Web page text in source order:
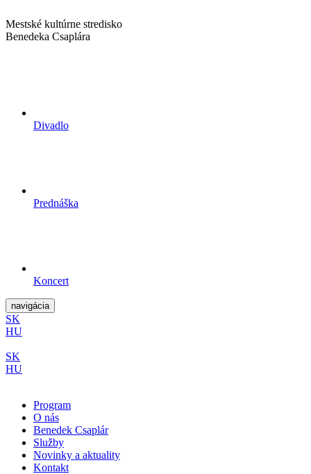
Mestské kultúrne stredisko
Benedeka Csaplára
Divadlo
Prednáška
Koncert
navigácia
SK
HU
SK
HU
Program
O nás
Benedek Csaplár
Služby
Novinky a aktuality
Kontakt